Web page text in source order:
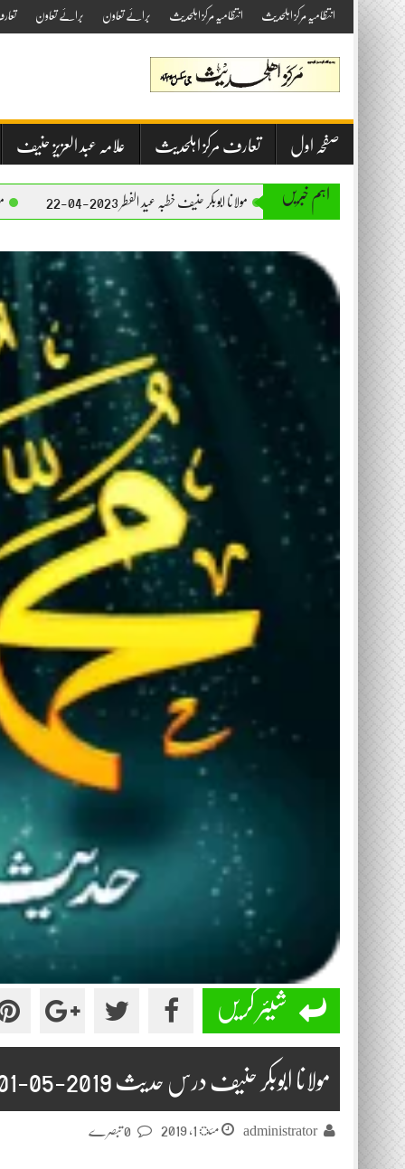
Skip
to
content
انتظامیہ مرکز اہلحدیث انتظامیہ مرکز اہلحدیث برائے تعاون برائے تعاون
صفحہ اول تعارف مرکز اہلحدیث علامہ عبد العزیز حنیف
اہم خبریں
مولانا ابوبکر حنیف خطبہ عید الفطر 2023-04-22 مولانا ابوبکر حنیف خطبہ
شیئر کریں
مولانا ابوبکر حنیف درس حدیث 2019-05-01
administrator مئ 1, 2019